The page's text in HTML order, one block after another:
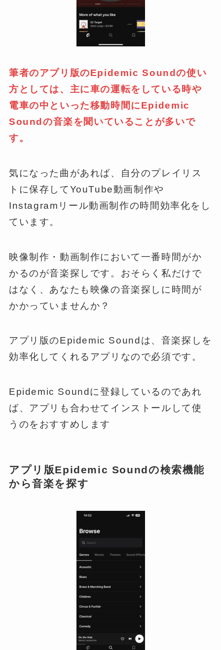
筆者のアプリ版のEpidemic Soundの使い
方としては、主に車の運転をしている時や
電車の中といった移動時間にEpidemic
Soundの音楽を聞いていることが多いで
す。
気になった曲があれば、自分のプレイリス
トに保存してYouTube動画制作や
Instagramリール動画制作の時間効率化をし
ています。
映像制作・動画制作において一番時間がか
かるのが音楽探しです。おそらく私だけで
はなく、あなたも映像の音楽探しに時間が
かかっていませんか？
アプリ版のEpidemic Soundは、音楽探しを
効率化してくれるアプリなので必須です。
Epidemic Soundに登録しているのであれ
ば、アプリも合わせてインストールして使
うのをおすすめします
アプリ版Epidemic Soundの検索機能
から音楽を探す